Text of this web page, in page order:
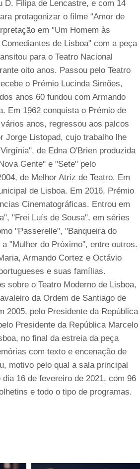
D. Filipa de Lencastre, e com 14
protagonizar o filme "Amor de
em "Um Homem às
de Lisboa" com a peça
para o Teatro Nacional
oito anos. Passou pelo Teatro
o Prémio Lucinda Simões,
anos 60 fundou com Armando
Em 1962 conquista o Prémio de
anos, regressou aos palcos
Jorge Listopad, cujo trabalho lhe
de Edna O'Brien produzida
Gente" e "Sete" pelo
de Melhor Atriz de Teatro. Em
de Lisboa. Em 2016, Prémio
Cinematográficas. Entrou em
"Frei Luís de Sousa", em séries
"Passerelle", "Banqueira do
"Mulher do Próximo", entre outros.
Armando Cortez e Octávio
e suas famílias.
sobre o Teatro Moderno de Lisboa,
da Ordem de Santiago de
2005, pelo Presidente da República
Presidente da República Marcelo
no final da estreia da peça
com texto e encenação de
motivo pelo qual a sala principal
16 de fevereiro de 2021, com 96
e todo o tipo de programas.